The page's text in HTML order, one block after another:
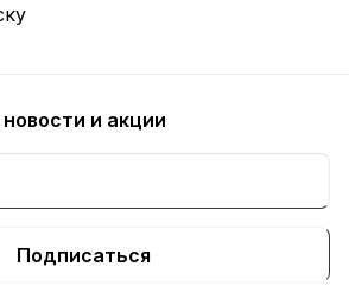
новости и акции
Подписаться